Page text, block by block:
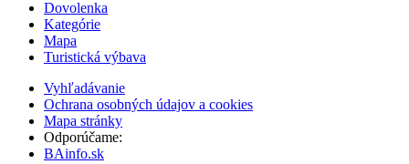
Dovolenka
Kategórie
Mapa
Turistická výbava
Vyhľadávanie
Ochrana osobných údajov a cookies
Mapa stránky
Odporúčame:
BAinfo.sk